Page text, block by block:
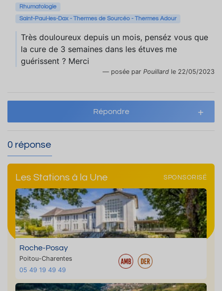
Rhumatologie
Saint-Paul-les-Dax - Thermes de Sourcéo - Thermes Adour
Très douloureux depuis un mois, penséz vous que
la cure de 3 semaines dans les étuves me
guérissent ? Merci
posée par Pouillard le 22/05/2023
Répondre
0 réponse
Les Stations à la Une SPONSORISÉ
Roche-Posay
Poitou-Charentes
05 49 19 49 49